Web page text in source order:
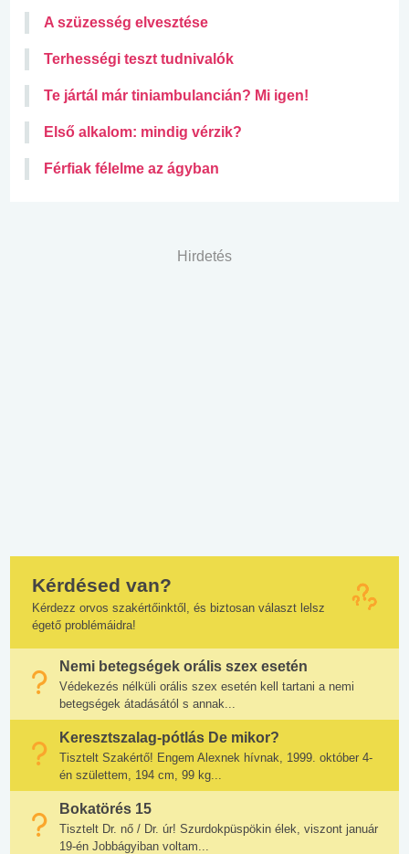
A szüzesség elvesztése
Terhességi teszt tudnivalók
Te jártál már tiniambulancián? Mi igen!
Első alkalom: mindig vérzik?
Férfiak félelme az ágyban
Hirdetés
Kérdésed van?
Kérdezz orvos szakértőinktől, és biztosan választ lelsz
égető problémáidra!
Nemi betegségek orális szex esetén
Védekezés nélküli orális szex esetén kell tartani a nemi
betegségek átadásától s annak...
Keresztszalag-pótlás De mikor?
Tisztelt Szakértő! Engem Alexnek hívnak, 1999. október 4-
én születtem, 194 cm, 99 kg...
Bokatörés 15
Tisztelt Dr. nő / Dr. úr! Szurdokpüspökin élek, viszont január
19-én Jobbágyiban voltam...